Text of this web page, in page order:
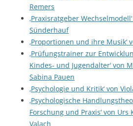
Remers
‚Praxisratgeber
Sünderhauf
‚Proportionen und ihre Musik‘
‚Prüfungstrainer zur
Kindes- und Jugendalter‘ von
Sabina Pauen
‚Psychologie und Kritik‘ von
‚Psychologische
Forschung und Praxis‘ von
Valach